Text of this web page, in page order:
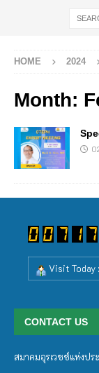
HOME 2024
Month:
Visit Today
CONTACT US
สมาคมอุรเวชช์แห่งปร